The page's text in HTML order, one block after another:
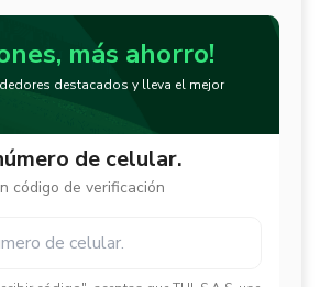
más ahorro!
destacados y lleva el mejor
de celular.
código de verificación